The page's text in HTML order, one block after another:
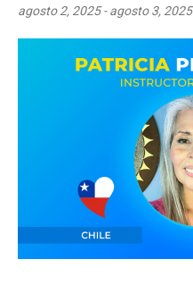
agosto 2, 2025-agosto 3, 2025